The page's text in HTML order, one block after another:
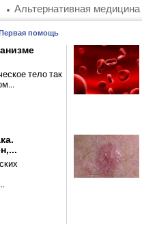
Альтернативная медицина
помощь
тело так